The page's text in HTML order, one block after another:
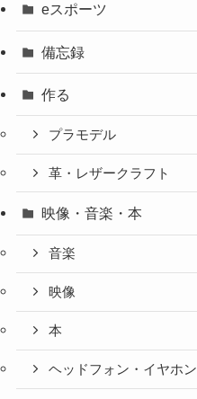
eスポーツ
備忘録
作る
プラモデル
革・レザークラフト
映像・音楽・本
音楽
映像
本
ヘッドフォン・イヤホン